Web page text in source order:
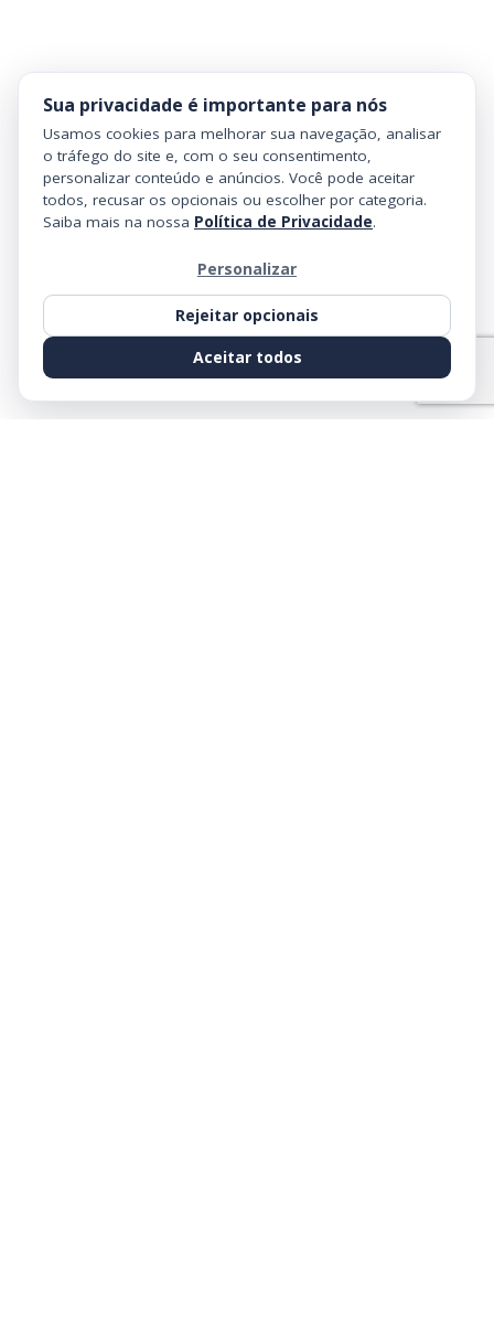
Sua privacidade é importante para nós
Usamos cookies para melhorar sua navegação, analisar
o tráfego do site e, com o seu consentimento,
personalizar conteúdo e anúncios. Você pode aceitar
todos, recusar os opcionais ou escolher por categoria.
Saiba mais na nossa Política de Privacidade.
Personalizar
Rejeitar opcionais
Aceitar todos